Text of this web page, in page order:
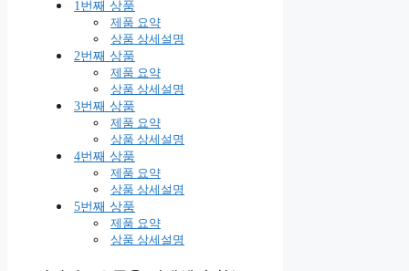
1번째 상품
제품 요약
상품 상세설명
2번째 상품
제품 요약
상품 상세설명
3번째 상품
제품 요약
상품 상세설명
4번째 상품
제품 요약
상품 상세설명
5번째 상품
제품 요약
상품 상세설명